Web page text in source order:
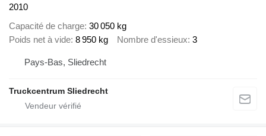
2010
Capacité de charge 30 050 kg
Poids net à vide 8 950 kg Nombre d'essieux 3
Pays-Bas, Sliedrecht
Truckcentrum Sliedrecht